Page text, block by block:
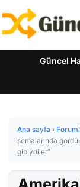
Güncel
Ana sayfa ›
semalarında
gibiydiler”